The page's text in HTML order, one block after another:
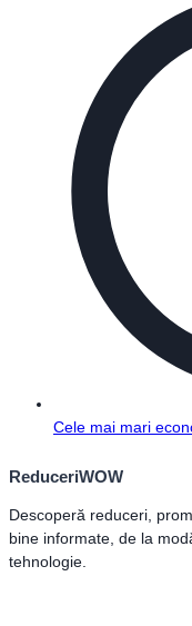
Cele mai mari
ReduceriWOW
Descoperă reduceri,
bine informate, de la
tehnologie.